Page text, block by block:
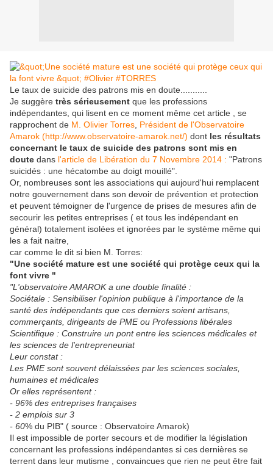
Le taux de suicide des patrons mis en doute...........
Je suggère très sérieusement que les professions
indépendantes, qui lisent en ce moment même cet article , se
rapprochent de M. Olivier Torres Président de l'Observatoire
Amarok (http://www.observatoire-amarok.net/) dont les résultats
concernant le taux de suicide des patrons sont mis en
doute dans l'article de Libération du 7 Novembre 2014 : "Patrons
suicidés : une hécatombe au doigt mouillé".
Or, nombreuses sont les associations qui aujourd'hui remplacent
notre gouvernement dans son devoir de prévention et protection
et peuvent témoigner de l'urgence de prises de mesures afin de
secourir les petites entreprises ( et tous les indépendant en
général) totalement isolées et ignorées par le système même qui
les a fait naitre,
car comme le dit si bien M. Torres:
"Une société mature est une société qui protège ceux qui la
font vivre "
"L'observatoire AMAROK a une double finalité :
Sociétale : Sensibiliser l'opinion publique à l'importance de la
santé des indépendants que ces derniers soient artisans,
commerçants, dirigeants de PME ou Professions libérales
Scientifique : Construire un pont entre les sciences médicales et
les sciences de l'entrepreneuriat
Leur constat :
Les PME sont souvent délaissées par les sciences sociales,
humaines et médicales
Or elles représentent :
- 96% des entreprises françaises
- 2 emplois sur 3
- 60% du PIB" ( source : Observatoire Amarok)
Il est impossible de porter secours et de modifier la législation
concernant les professions indépendantes si ces dernières se
terrent dans leur mutisme , convaincues que rien ne peut être fait